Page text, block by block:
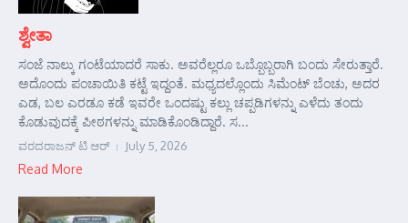
ಶ್ವೇತಾ
ಸಂಜೆ ನಾಲ್ಕು ಗಂಟೆಯಾದರೆ ಸಾಕು. ಅವರೆಲ್ಲರೂ ಒಬ್ಬೊಬ್ಬರಾಗಿ ಬಂದು ಸೇರುತ್ತಾರೆ.
ಅದೊಂದು ಪಂಚಾಯಿತಿ ಕಟ್ಟೆ ಇದ್ದಂತೆ. ಮಧ್ಯದಲ್ಲೊಂದು ಸಿಮೆಂಟ್ ಬೆಂಚು, ಅದರ
ಎಡ, ಬಲ ಎರಡೂ ಕಡೆ ಇವರೇ ಒಂದಷ್ಟು ಕಲ್ಲು ಚಪ್ಪಡಿಗಳನ್ನು ಎಳೆದು ತಂದು
ಕೊಡುವುದಕ್ಕೆ ಪೀಠಗಳನ್ನು ಮಾಡಿಕೊಂಡಿದ್ದಾರೆ. ಸ...
ವರದರಾಜನ್ ಟಿ ಆರ್ July 5, 2026
Read More